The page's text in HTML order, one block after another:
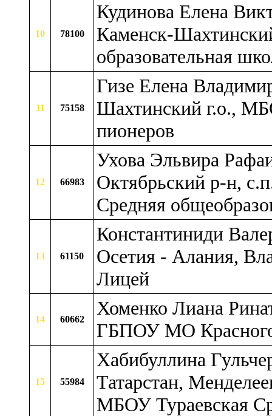
10 78100
Кудинова Елена
Каменск-
образовательная
11 75158
Гизе Елена
Шахтинский г.о.,
пионеров
12 66983
Ухова Эльвира
Октябрьский р-н,
Средняя
13 61150
Константиниди
Осетия - Алания,
Лицей
14 60662
Хоменко Лиана
ГБПОУ МО
15 55984
Хабибуллина
Татарстан,
МБОУ Тураевская